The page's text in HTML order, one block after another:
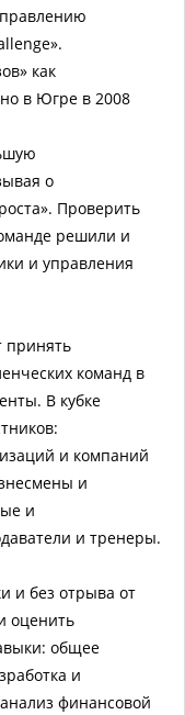
как
в Югре в 2008
о
Проверить
решили и
и управления
принять
команд в
В кубке
и компаний
и
и
и тренеры.
и без отрыва от
оценить
общее
и
финансовой